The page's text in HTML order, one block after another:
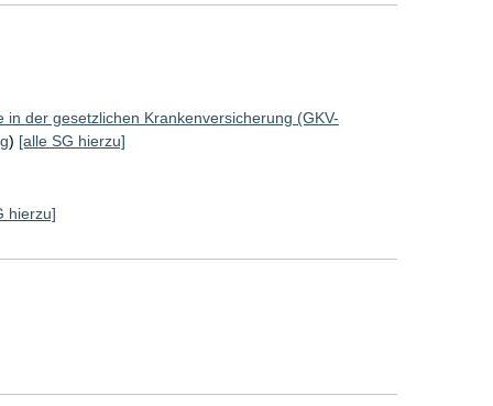
der gesetzlichen Krankenversicherung (GKV-
) [alle SG hierzu]
hierzu]